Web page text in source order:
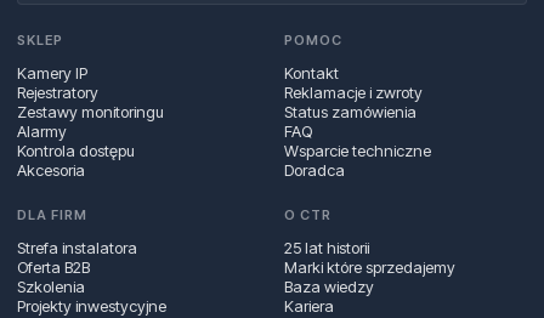
SKLEP
Kamery IP
Rejestratory
Zestawy monitoringu
Alarmy
Kontrola dostępu
Akcesoria
POMOC
Kontakt
Reklamacje i zwroty
Status zamówienia
FAQ
Wsparcie techniczne
Doradca
DLA FIRM
Strefa instalatora
Oferta B2B
Szkolenia
Projekty inwestycyjne
O CTR
25 lat historii
Marki które sprzedajemy
Baza wiedzy
Kariera